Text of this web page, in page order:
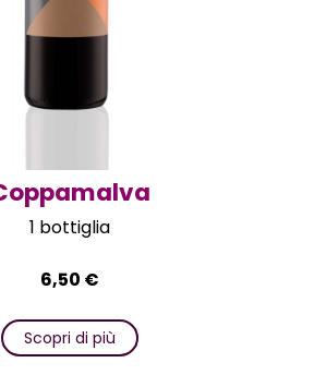
1 bottiglia
6,50 €
Scopri di più